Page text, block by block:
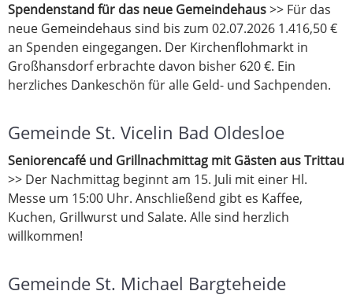
Spendenstand für das neue Gemeindehaus>> Für das
neue Gemeindehaus sind bis zum 02.07.2026 1.416,50 €
an Spenden eingegangen. Der Kirchenflohmarkt in
Großhansdorf erbrachte davon bisher 620 €. Ein
herzliches Dankeschön für alle Geld- und Sachpenden.
Gemeinde St. Vicelin Bad Oldesloe
Seniorencafé und Grillnachmittag mit Gästen aus Trittau
>> Der Nachmittag beginnt am 15. Juli mit einer Hl.
Messe um 15:00 Uhr. Anschließend gibt es Kaffee,
Kuchen, Grillwurst und Salate. Alle sind herzlich
willkommen!
Gemeinde St. Michael Bargteheide